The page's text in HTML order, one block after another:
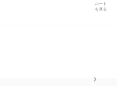
ルート
を見る